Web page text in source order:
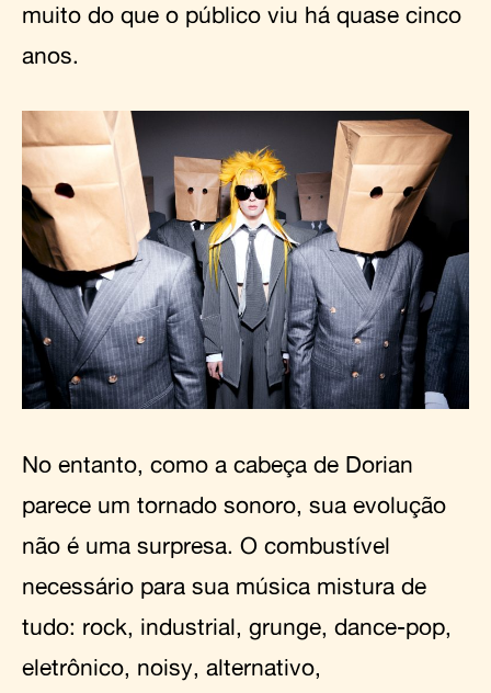
muito do que o público viu há quase cinco
anos.
No entanto, como a cabeça de Dorian
parece um tornado sonoro, sua evolução
não é uma surpresa. O combustível
necessário para sua música mistura de
tudo: rock, industrial, grunge, dance-pop,
eletrônico, noisy, alternativo,